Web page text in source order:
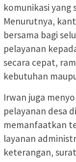
komunikasi yang
Menurutnya,
bersama bagi
pelayanan
secara cepat,
kebutuhan
Irwan juga
pelayanan desa
memanfaatkan
layanan
keterangan,